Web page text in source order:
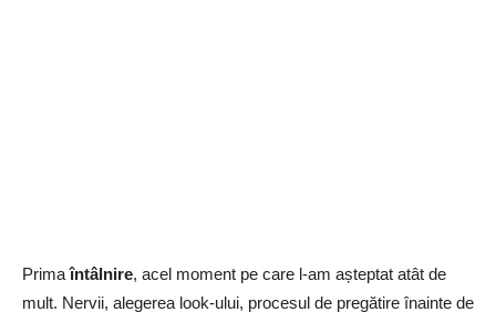
Primaîntâlnire, acel moment pe care l-am așteptat atât de
mult. Nervii, alegerea look-ului, procesul de pregătire înainte de